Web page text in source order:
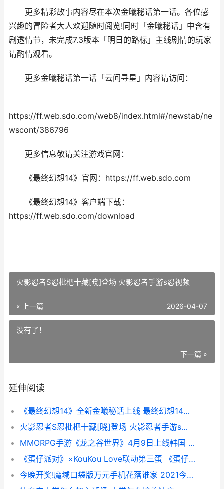
更多精彩故事内容尽在本次金曦秘话第一话。各位感
兴趣的冒险者大人欢迎随时阅览!同时「金曦秘话」中含有
剧透情节，未完成7.3版本「明日的路标」主线剧情的玩家
请酌情观看。
更多金曦秘话第一话「云间寻星」内容请访问：
https://ff.web.sdo.com/web8/index.html#/newstab/ne
wscont/386796
更多信息敬请关注游戏官网：
《最终幻想14》官网：https://ff.web.sdo.com
《最终幻想14》客户端下载：
https://ff.web.sdo.com/download
火影忍者S忍枇杷十藏[晓]登场 火影忍者手游s忍视频
« 上一篇 2026-04-07
没有了！
下一篇 »
延伸阅读
《最终幻想14》全新金曦秘话上线 最终幻想14下载手机版
火影忍者S忍枇杷十藏[晓]登场 火影忍者手游s忍视频
MMORPG手游《龙之谷世界》4月9日上线韩国 龙之游戏攻略
《蛋仔派对》×KouKou Love联动第三蛋 《蛋仔派对》×线条小狗联动怎么获得
今晚开奖!魔域口袋版万元手机花落谁家 2021今晚开奖号码是什么